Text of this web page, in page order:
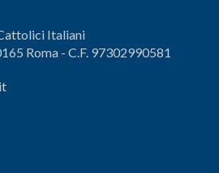
Italiani
Roma - C.F. 97302990581